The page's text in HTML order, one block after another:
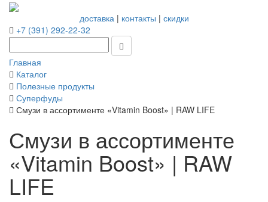
доставка| контакты | скидки
+7 (391) 292-22-32
Главная
Каталог
Полезные продукты
Суперфуды
Смузи в ассортименте «Vitamin Boost» | RAW LIFE
Смузи в ассортименте
«Vitamin Boost» | RAW
LIFE